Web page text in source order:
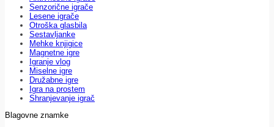
Senzorične igrače
Lesene igrače
Otroška glasbila
Sestavljanke
Mehke knjigice
Magnetne igre
Igranje vlog
Miselne igre
Družabne igre
Igra na prostem
Shranjevanje igrač
Blagovne znamke